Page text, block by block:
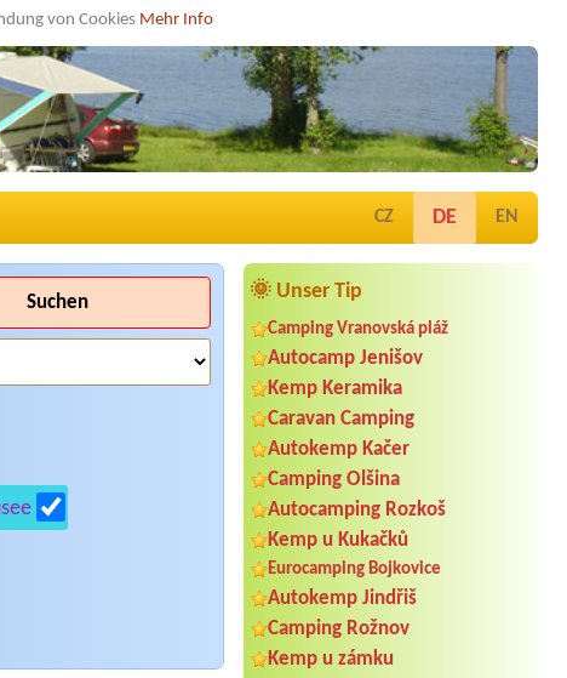
von Cookies Mehr Info
CZ DE EN
🌞 Unser Tip
Camping Vranovská pláž
Autocamp Jenišov
Kemp Keramika
Caravan Camping
Autokemp Kačer
Camping Olšina
Autocamping Rozkoš
Kemp u Kukačků
Eurocamping Bojkovice
Autokemp Jindřiš
Camping Rožnov
Kemp u zámku
Termin ab 2026-07-24 |
a hotel Na Špici
Termin ab 2026-08-07 |
Suchen